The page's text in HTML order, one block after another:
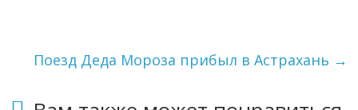
Поезд Деда Мороза прибыл в Астрахань →